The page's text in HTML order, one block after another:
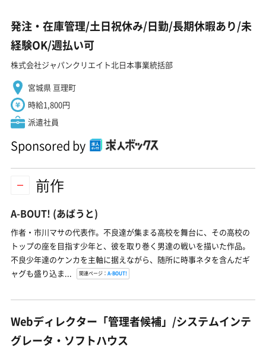
発注・在庫管理/土日祝休み/日勤/長期休暇あり/未
経験OK/週払い可
株式会社ジャパンクリエイト北日本事業統括部
宮城県 亘理町
時給1,800円
派遣社員
Sponsored by
前作
A-BOUT! (あばうと)
作者・市川マサの代表作。不良達が集まる高校を舞台に、その高校の
トップの座を目指す少年と、彼を取り巻く男達の戦いを描いた作品。
不良少年達のケンカを主軸に据えながら、随所に時事ネタを含んだギ
ャグも盛り込ま...
関連ページ： A-BOUT!
Webディレクター「管理者候補」/システムインテ
グレータ・ソフトハウス